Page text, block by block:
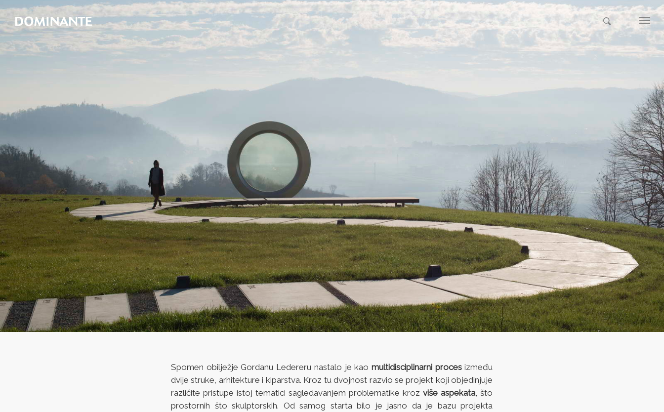
Spomen obilježje Gordanu Ledereru nastalo je kao multidisciplinarni procesizmeđu
dvije struke, arhitekture i kiparstva. Kroz tu dvojnost razvio se projekt koji objedinjuje
različite pristupe istoj tematici sagledavanjem problematike krozviše aspekata, što
prostornih što skulptorskih. Od samog starta bilo je jasno da je bazu projekta